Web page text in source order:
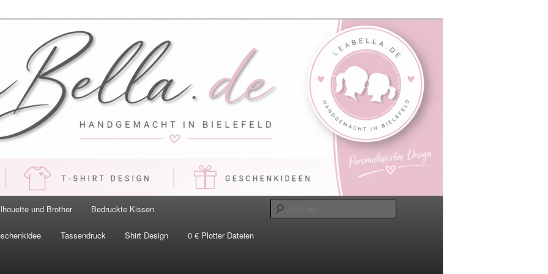
in Bielefeld
und Brother Bedruckte Kissen
Tassendruck Shirt Design 0 € Plotter Dateien